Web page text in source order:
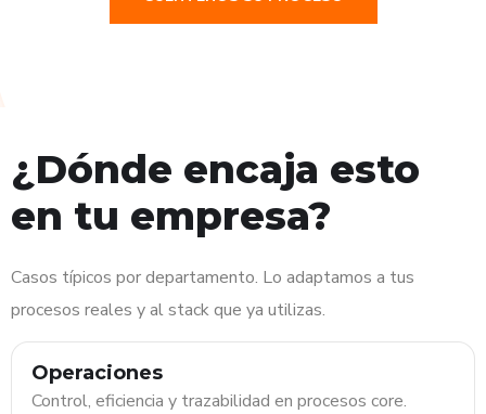
¿Dónde encaja esto
en tu empresa?
Casos típicos por departamento. Lo adaptamos a tus
procesos reales y al stack que ya utilizas.
Operaciones
Control, eficiencia y trazabilidad en procesos core.